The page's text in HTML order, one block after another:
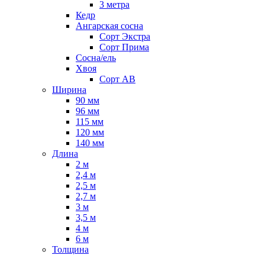
3 метра
Кедр
Ангарская сосна
Cорт Экстра
Сорт Прима
Сосна/ель
Хвоя
Сорт AB
Ширина
90 мм
96 мм
115 мм
120 мм
140 мм
Длина
2 м
2,4 м
2,5 м
2,7 м
3 м
3,5 м
4 м
6 м
Толщина